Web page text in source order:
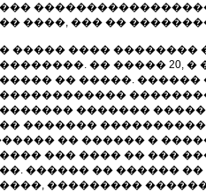
����, ��� ��
����� ���� ��������
�� ����� 20,
�� �����. ������
�������
�������
�� ������ �
��� ���� �� ���
������ �� ������
���������